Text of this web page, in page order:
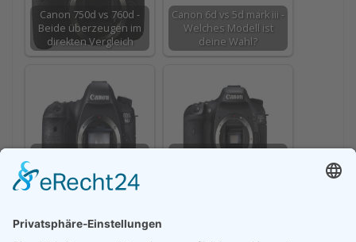
Canon 750d vs 760d -
Beide überzeugen im
direkten Vergleich
Canon 6d vs 5d mark iii -
Welches Modell ist
deine Wahl?
Canon eos 80d vs 6d -
beiden DSLRs
Canon 6d vs 7d - die